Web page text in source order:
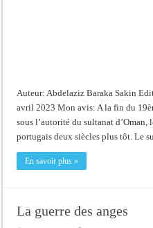
Auteur: Abdelaziz Baraka Sakin
avril 2023 Mon avis: A la fin du
sous l’autorité du sultanat
portugais deux siècles plus tôt. Le
En savoir plus »
La guerre des anges